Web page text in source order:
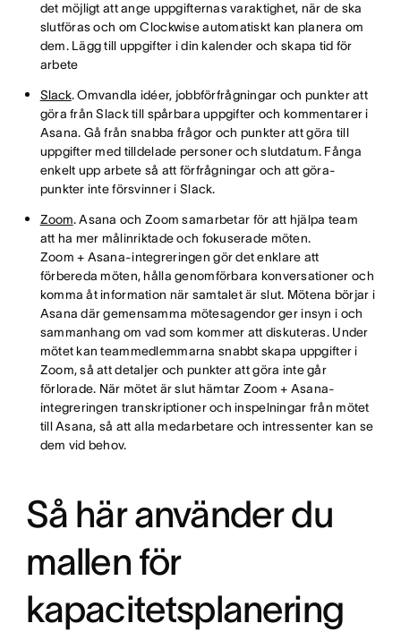
det möjligt att ange uppgifternas varaktighet, när de ska
slutföras och om Clockwise automatiskt kan planera om
dem. Lägg till uppgifter i din kalender och skapa tid för
arbete
Slack. Omvandla idéer, jobbförfrågningar och punkter att
göra från Slack till spårbara uppgifter och kommentarer i
Asana. Gå från snabba frågor och punkter att göra till
uppgifter med tilldelade personer och slutdatum. Fånga
enkelt upp arbete så att förfrågningar och att göra-
punkter inte försvinner i Slack.
Zoom. Asana och Zoom samarbetar för att hjälpa team
att ha mer målinriktade och fokuserade möten.
Zoom + Asana-integreringen gör det enklare att
förbereda möten, hålla genomförbara konversationer och
komma åt information när samtalet är slut. Mötena börjar i
Asana där gemensamma mötesagendor ger insyn i och
sammanhang om vad som kommer att diskuteras. Under
mötet kan teammedlemmarna snabbt skapa uppgifter i
Zoom, så att detaljer och punkter att göra inte går
förlorade. När mötet är slut hämtar Zoom + Asana-
integreringen transkriptioner och inspelningar från mötet
till Asana, så att alla medarbetare och intressenter kan se
dem vid behov.
Så här använder du
mallen för
kapacitetsplanering